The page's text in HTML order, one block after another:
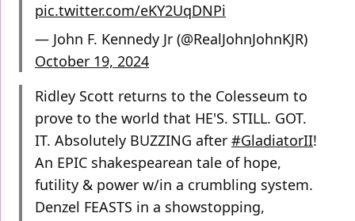
pic.twitter.com/eKY2UqDNPi
— John F. Kennedy Jr (@RealJohnJohnKJR)
October 19, 2024
Ridley Scott returns to the Colesseum to
prove to the world that HE'S. STILL. GOT.
IT. Absolutely BUZZING after #GladiatorII!
An EPIC shakespearean tale of hope,
futility & power w/in a crumbling system.
Denzel FEASTS in a showstopping,